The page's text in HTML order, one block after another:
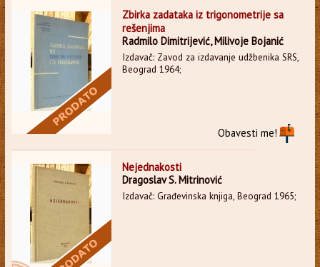
Zbirka zadataka iz trigonometrije sa
rešenjima
Radmilo Dimitrijević, Milivoje Bojanić
Izdavač: Zavod za izdavanje udžbenika SRS,
Beograd 1964;
Obavesti me!
Nejednakosti
Dragoslav S. Mitrinović
Izdavač: Građevinska knjiga, Beograd 1965;